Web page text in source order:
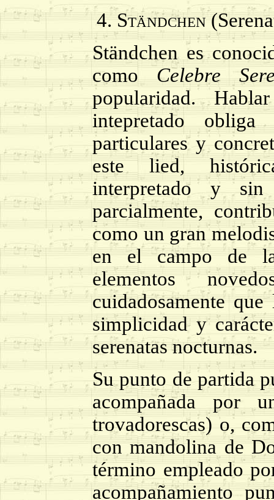
Ständchen
Ständchen es
como Celebre
popularidad.
intepretado
particulares y
este lied,
interpretado y sin
parcialmente,
como un gran
en el campo de la
elementos
cuidadosamente
simplicidad y
serenatas nocturnas.
Su punto de partida
acompañada por
trovadorescas) o,
con mandolina de
término empleado
acompañamiento